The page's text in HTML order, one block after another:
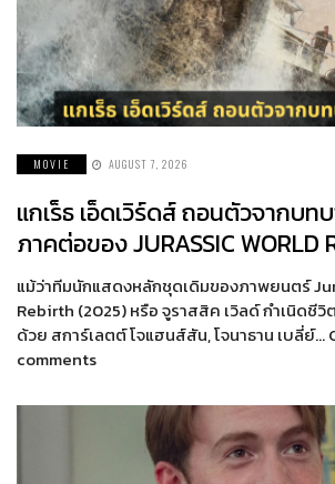
MOVIE AUGUST 7, 2026
แกเร็ธ เอ็ดเวิร์ดส์ ถอนตัวจากบ
ภาคต่อของ JURASSIC WORLD
แม้ว่าทีมนักแสดงหลักชุดเดิมของภาพยนตร์
Rebirth (2025) หรือ จูราสสิค เวิลด์ กำเนิดชีวิ
ด้วย สการ์เลตต์ โจแฮนส์สัน, โจนาธาน เบลี่ย์…
comments